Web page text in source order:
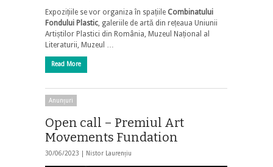
Expozițiile se vor organiza în spațiile Combinatului
Fondului Plastic , galeriile de artă din rețeaua Uniunii
Artiștilor Plastici din România, Muzeul Național al
Literaturii, Muzeul …
Read More
Anunțuri
Open call – Premiul Art
Movements Fundation
30/06/2023 | Nistor Laurențiu